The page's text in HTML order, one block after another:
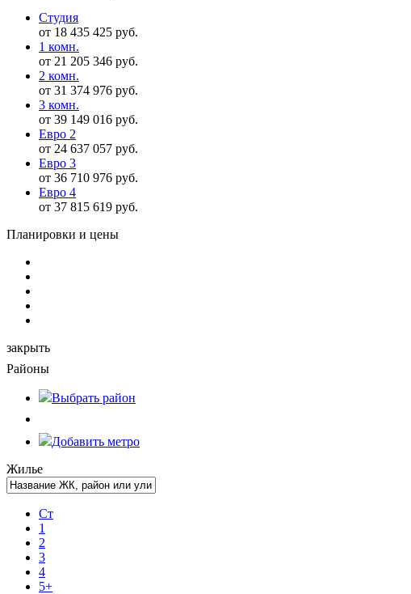
Студия
от 18 435 425 руб.
1 комн.
от 21 205 346 руб.
2 комн.
от 31 374 976 руб.
3 комн.
от 39 149 016 руб.
Евро 2
от 24 637 057 руб.
Евро 3
от 36 710 976 руб.
Евро 4
от 37 815 619 руб.
Планировки и цены
закрыть
Районы
Выбрать район
Добавить метро
Жилье
Ст
1
2
3
4
5+